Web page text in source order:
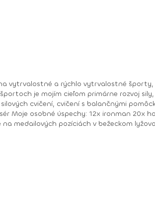
vytrvalostné a rýchlo vytrvalostné
je mojím cieľom primárne rozvoj